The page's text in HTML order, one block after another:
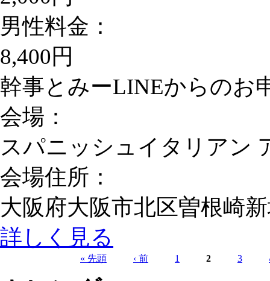
男性料金：
8,400円
幹事とみーLINEからのお
会場：
スパニッシュイタリアン
会場住所：
大阪府大阪市北区曽根崎
詳しく見る
« 先頭 ‹ 前 1 2 3